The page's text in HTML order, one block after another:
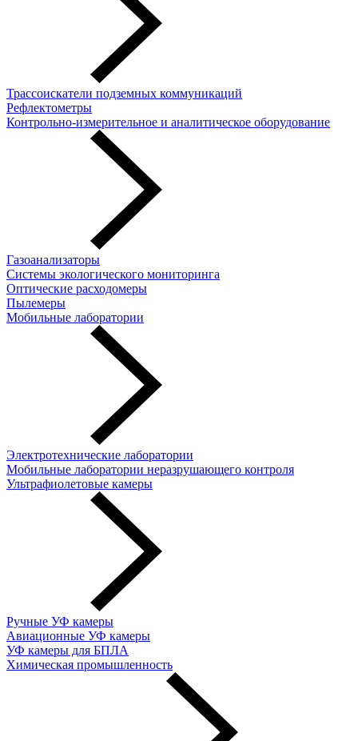
Трассоискатели подземных коммуникаций
Рефлектометры
Контрольно-измерительное и аналитическое оборудование
Газоанализаторы
Системы экологического мониторинга
Оптические расходомеры
Пылемеры
Мобильные лаборатории
Электротехнические лаборатории
Мобильные лаборатории неразрушающего контроля
Ультрафиолетовые камеры
Ручные УФ камеры
Авиационные УФ камеры
УФ камеры для БПЛА
Химическая промышленность